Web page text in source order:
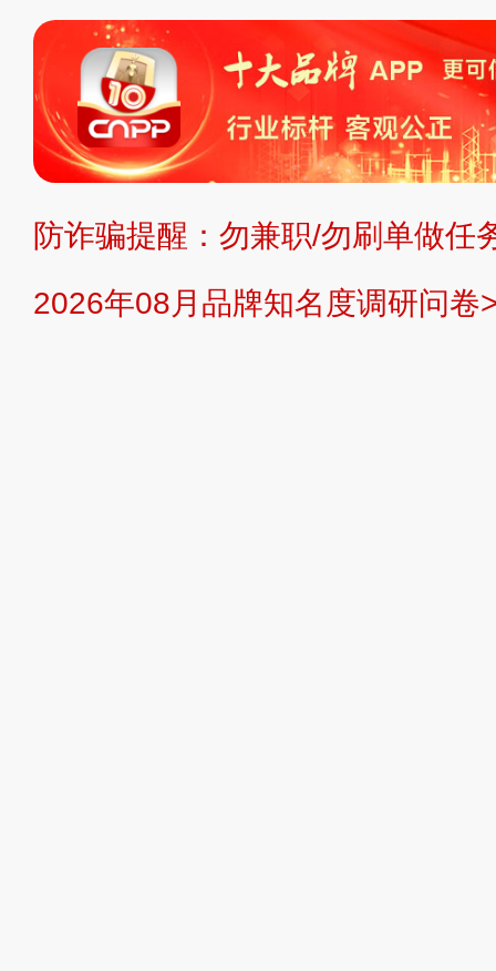
标、LOGO 等）知识产权归本站所
复制、转载、商用。本站不生产产
不代理、不招商、不提供中介服务。
持投资购买的观点或意见，页面信息
提交说明： 快速提交发布>> 提交品
防诈骗提醒：勿兼职/勿刷单做任
2026年08月品牌知名度调研问卷